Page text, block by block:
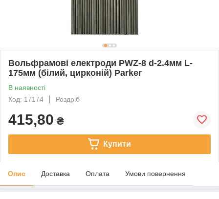
Вольфрамові електроди PWZ-8 d-2.4мм L-
175мм (білий, цирконій) Parker
В наявності
Код: 17174
Роздріб
415,80 ₴
Купити
Опис Доставка Оплата Умови повернення